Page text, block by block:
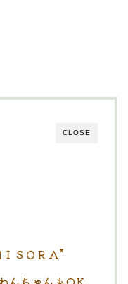
CLOSE
ＳＯＲＡ”